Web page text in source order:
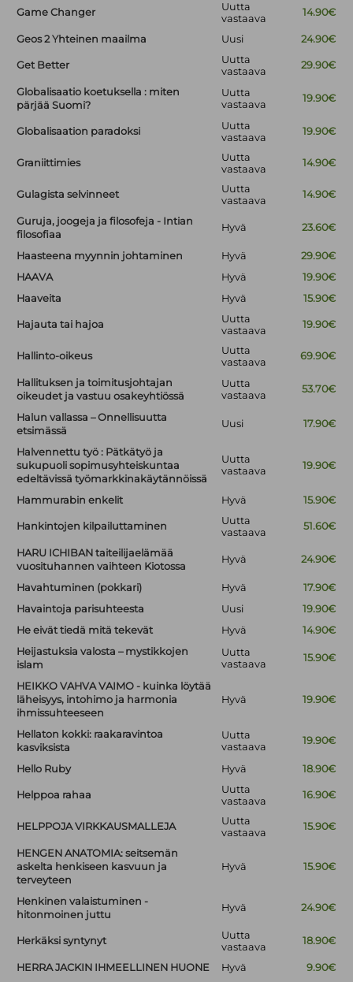
Game Changer
Uutta
vastaava
14.90€
Geos 2 Yhteinen maailma Uusi 24.90€
Get Better
Uutta
vastaava
29.90€
Globalisaatio koetuksella : miten
pärjää Suomi?
Uutta
vastaava
19.90€
Globalisaation paradoksi
Uutta
vastaava
19.90€
Graniittimies
Uutta
vastaava
14.90€
Gulagista selvinneet
Uutta
vastaava
14.90€
Guruja, joogeja ja filosofeja - Intian
filosofiaa
Hyvä 23.60€
Haasteena myynnin johtaminen Hyvä
29.90€
HAAVA
Hyvä
19.90€
Haaveita
Hyvä 15.90€
Hajauta tai hajoa
Uutta
vastaava
19.90€
Hallinto-oikeus
Uutta
vastaava
69.90€
Hallituksen ja toimitusjohtajan
oikeudet ja vastuu osakeyhtiössä
Uutta
vastaava
53.70€
Halun vallassa – Onnellisuutta
etsimässä
Uusi 17.90€
Halvennettu työ : Pätkätyö ja
sukupuoli sopimusyhteiskuntaa
edeltävissä työmarkkinakäytännöissä
Uutta
vastaava
19.90€
Hammurabin enkelit Hyvä 15.90€
Hankintojen kilpailuttaminen
Uutta
vastaava
51.60€
HARU ICHIBAN taiteilijaelämää
vuosituhannen vaihteen Kiotossa
Hyvä 24.90€
Havahtuminen (pokkari) Hyvä
17.90€
Havaintoja parisuhteesta
Uusi
19.90€
He eivät tiedä mitä tekevät
Hyvä
14.90€
Heijastuksia valosta – mystikkojen
islam
Uutta
vastaava
15.90€
HEIKKO VAHVA VAIMO - kuinka löytää
läheisyys, intohimo ja harmonia
ihmissuhteeseen
Hyvä 19.90€
Hellaton kokki: raakaravintoa
kasviksista
Uutta
vastaava
19.90€
Hello Ruby Hyvä 18.90€
Helppoa rahaa
Uutta
vastaava
16.90€
HELPPOJA VIRKKAUSMALLEJA
Uutta
vastaava
15.90€
HENGEN ANATOMIA: seitsemän
askelta henkiseen kasvuun ja
terveyteen
Hyvä 15.90€
Henkinen valaistuminen -
hitonmoinen juttu
Hyvä 24.90€
Herkäksi syntynyt
Uutta
vastaava
18.90€
HERRA JACKIN IHMEELLINEN HUONE Hyvä
9.90€